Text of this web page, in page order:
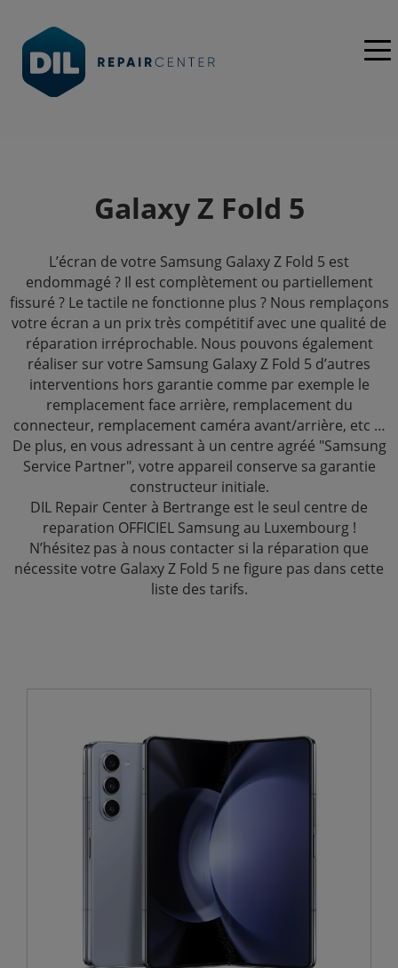
Galaxy Z Fold 5
L’écran de votre Samsung Galaxy Z Fold 5 est
endommagé ? Il est complètement ou partiellement
fissuré ? Le tactile ne fonctionne plus ? Nous remplaçons
votre écran a un prix très compétitif avec une qualité de
réparation irréprochable. Nous pouvons également
réaliser sur votre Samsung Galaxy Z Fold 5 d’autres
interventions hors garantie comme par exemple le
remplacement face arrière, remplacement du
connecteur, remplacement caméra avant/arrière, etc …
De plus, en vous adressant à un centre agréé "Samsung
Service Partner", votre appareil conserve sa garantie
constructeur initiale.
DIL Repair Center à Bertrange est le seul centre de
reparation OFFICIEL Samsung au Luxembourg !
N’hésitez pas à nous contacter si la réparation que
nécessite votre Galaxy Z Fold 5 ne figure pas dans cette
liste des tarifs.